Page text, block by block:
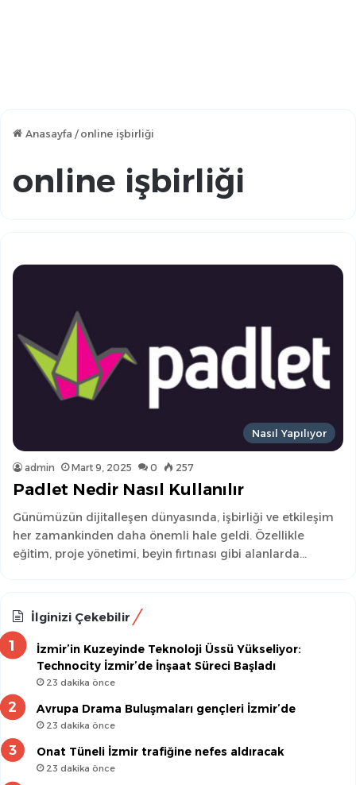
Anasayfa / online işbirliği
online işbirliği
Nasıl Yapılıyor
admin Mart 9, 2025 0 257
Padlet Nedir Nasıl Kullanılır
Günümüzün dijitalleşen dünyasında, işbirliği ve etkileşim
her zamankinden daha önemli hale geldi. Özellikle
eğitim, proje yönetimi, beyin fırtınası gibi alanlarda…
İlginizi Çekebilir
İzmir’in Kuzeyinde Teknoloji Üssü Yükseliyor:
Technocity İzmir’de İnşaat Süreci Başladı
23 dakika önce
Avrupa Drama Buluşmaları gençleri İzmir’de
23 dakika önce
Onat Tüneli İzmir trafiğine nefes aldıracak
23 dakika önce